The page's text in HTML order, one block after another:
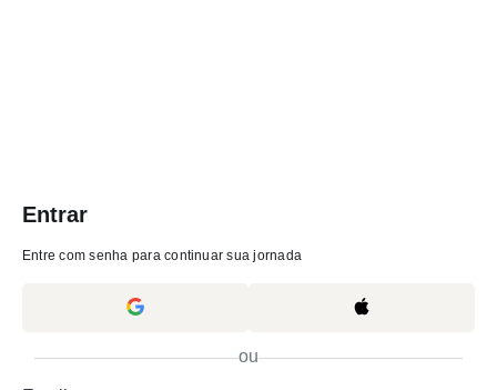
Entrar
Entre com senha para continuar sua jornada
ou